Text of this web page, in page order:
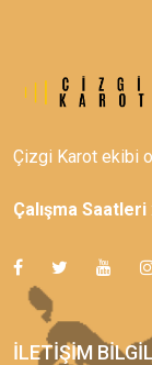
Çizgi Karot ekibi
Çalışma Saatleri
İLETIŞIM